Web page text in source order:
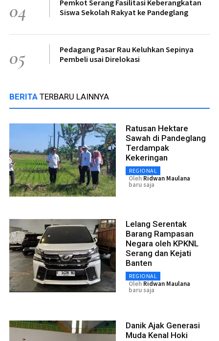
04
Pemkot Serang Fasilitasi Keberangkatan
Siswa Sekolah Rakyat ke Pandeglang
05
Pedagang Pasar Rau Keluhkan Sepinya
Pembeli usai Direlokasi
BERITA TERBARU LAINNYA
Ratusan Hektare
Sawah di Pandeglang
Terdampak
Kekeringan
REGIONAL
Oleh Ridwan Maulana
baru saja
Lelang Serentak
Barang Rampasan
Negara oleh KPKNL
Serang dan Kejati
Banten
REGIONAL
Oleh Ridwan Maulana
baru saja
Danik Ajak Generasi
Muda Kenal Hoki